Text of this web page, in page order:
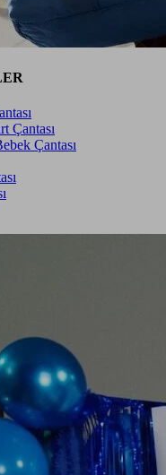
Çantası
Çantası